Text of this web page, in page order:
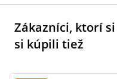
Zákazníci, ktorí
si kúpili tiež